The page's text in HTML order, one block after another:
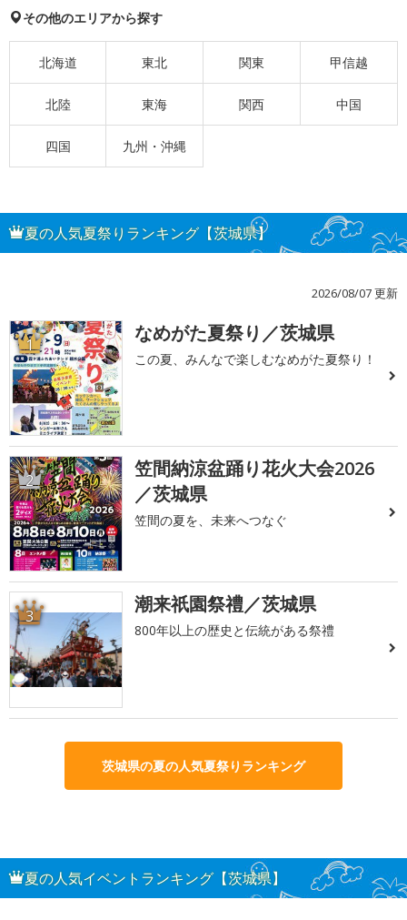
その他のエリアから探す
北海道 東北 関東 甲信越
北陸 東海 関西 中国
四国 九州・沖縄
夏の人気夏祭りランキング【茨城県】
2026/08/07 更新
1 なめがた夏祭り／茨城県
この夏、みんなで楽しむなめがた夏祭り！
2
笠間納涼盆踊り花火大会2026
／茨城県
笠間の夏を、未来へつなぐ
3 潮来祇園祭禮／茨城県
800年以上の歴史と伝統がある祭禮
茨城県の夏の人気夏祭りランキング
夏の人気イベントランキング【茨城県】